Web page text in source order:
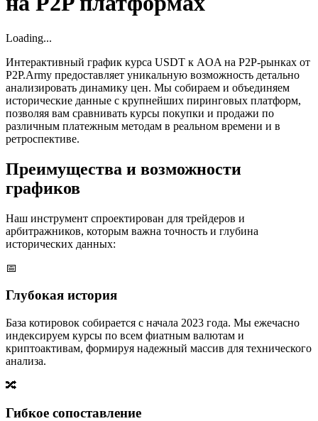
Loading...
Интерактивный график курса USDT к AOA на P2P-рынках от
P2P.Army предоставляет уникальную возможность детально
анализировать динамику цен. Мы собираем и объединяем
исторические данные с крупнейших пиринговых платформ,
позволяя вам сравнивать курсы покупки и продажи по
различным платежным методам в реальном времени и в
ретроспективе.
Преимущества и возможности
графиков
Наш инструмент спроектирован для трейдеров и
арбитражников, которым важна точность и глубина
исторических данных:
📅
Глубокая история
База котировок собирается с начала 2023 года. Мы ежечасно
индексируем курсы по всем фиатным валютам и
криптоактивам, формируя надежный массив для технического
анализа.
🔀
Гибкое сопоставление